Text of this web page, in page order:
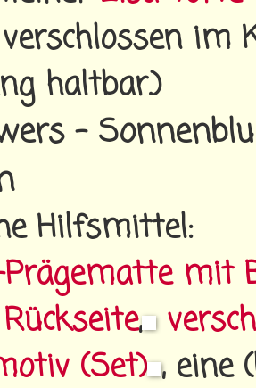
im
haltbar.)
-
Hilfsmittel:
mit
,
(Set) , eine